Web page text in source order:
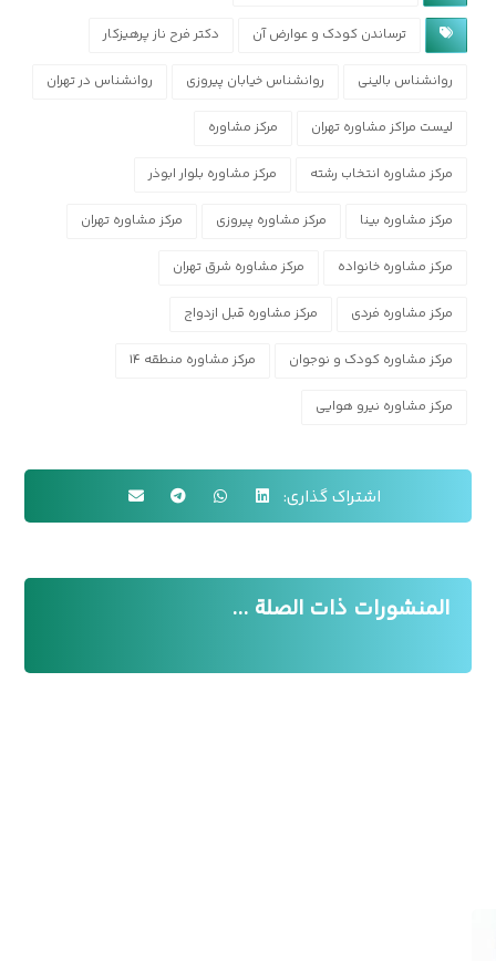
ترساندن کودک و عوارض آن دکتر فرح ناز پرهیزکار
روانشناس بالینی روانشناس خیابان پیروزی روانشناس در تهران
لیست مراکز مشاوره تهران مرکز مشاوره
مرکز مشاوره انتخاب رشته مرکز مشاوره بلوار ابوذر
مرکز مشاوره بینا مرکز مشاوره پیروزی مرکز مشاوره تهران
مرکز مشاوره خانواده مرکز مشاوره شرق تهران
مرکز مشاوره فردی مرکز مشاوره قبل ازدواج
مرکز مشاوره کودک و نوجوان مرکز مشاوره منطقه ۱۴
مرکز مشاوره نیرو هوایی
المنشورات ذات الصلة ...